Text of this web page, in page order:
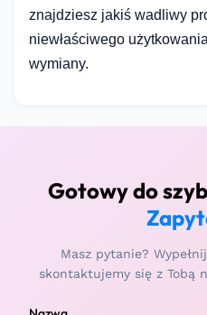
znajdziesz jakiś wadliwy
niewłaściwego
wymiany.
Gotowy do
Masz pytanie?
skontaktujemy się z Tobą